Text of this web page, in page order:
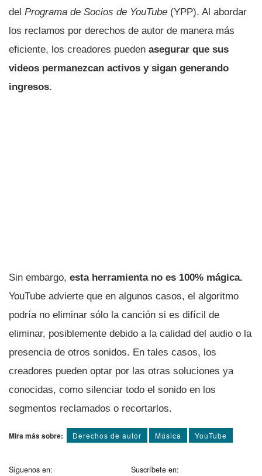
del Programa de Socios de YouTube (YPP). Al abordar
los reclamos por derechos de autor de manera más
eficiente, los creadores pueden asegurar que sus
videos permanezcan activos y sigan generando
ingresos.
Sin embargo, esta herramienta no es 100% mágica.
YouTube advierte que en algunos casos, el algoritmo
podría no eliminar sólo la canción si es difícil de
eliminar, posiblemente debido a la calidad del audio o la
presencia de otros sonidos. En tales casos, los
creadores pueden optar por las otras soluciones ya
conocidas, como silenciar todo el sonido en los
segmentos reclamados o recortarlos.
Mira más sobre: Derechos de autor Música YouTube
Síguenos en: Suscríbete en: